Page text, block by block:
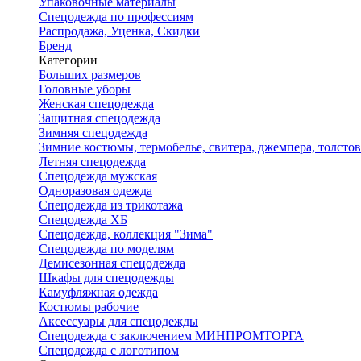
Спецодежда по профессиям
Распродажа, Уценка, Скидки
Бренд
Категории
Больших размеров
Головные уборы
Женская спецодежда
Защитная спецодежда
Зимняя спецодежда
Зимние костюмы, термобелье, свитера, джемпера,
Летняя спецодежда
Спецодежда мужская
Одноразовая одежда
Спецодежда из трикотажа
Спецодежда ХБ
Спецодежда, коллекция "Зима"
Спецодежда по моделям
Демисезонная спецодежда
Шкафы для спецодежды
Камуфляжная одежда
Костюмы рабочие
Аксессуары для спецодежды
Спецодежда с заключением МИНПРОМТОРГА
Спецодежда с логотипом